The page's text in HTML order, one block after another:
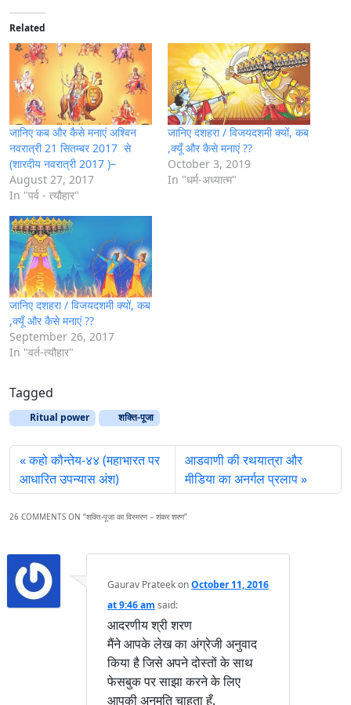
d
i
n
g
…
Related
जानिए कब और कैसे मनाएं अश्विन
नवरात्री 21 सितम्बर 2017 से
(शारदीय नवरात्री 2017 )–
August 27, 2017
In "पर्व - त्यौहार"
जानिए दशहरा / विजयदशमी क्यों, कब
,क्यूँ और कैसे मनाएं ??
October 3, 2019
In "धर्म-अध्यात्म"
जानिए दशहरा / विजयदशमी क्यों, कब
,क्यूँ और कैसे मनाएं ??
September 26, 2017
In "वर्त-त्यौहार"
Tagged
Ritual power शक्ति-पूजा
कहो कौन्तेय-४४ (महाभारत पर
आधारित उपन्यास अंश)
आडवाणी की रथयात्रा और
मीडिया का अनर्गल प्रलाप
26 COMMENTS ON “शक्ति-पूजा का विस्मरण – शंकर शरण”
Gaurav PrateekonOctober 11, 2016
at 9:46 am said:
आदरणीय श्री शरण
मैंने आपके लेख का अंग्रेजी अनुवाद
किया है जिसे अपने दोस्तों के साथ
फेसबुक पर साझा करने के लिए
आपकी अनुमति चाहता हूँ.